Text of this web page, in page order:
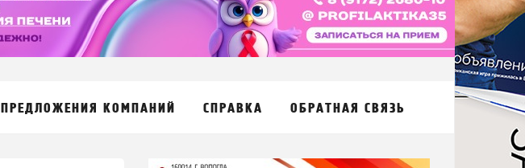
ПРЕДЛОЖЕНИЯ КОМПАНИЙ СПРАВКА ОБРАТНАЯ СВЯЗЬ